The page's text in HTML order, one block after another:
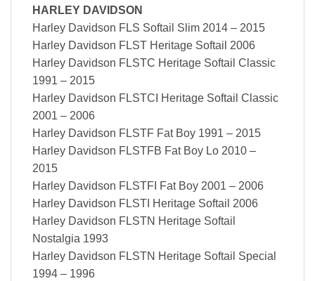
HARLEY DAVIDSON
Harley Davidson FLS Softail Slim 2014 – 2015
Harley Davidson FLST Heritage Softail 2006
Harley Davidson FLSTC Heritage Softail Classic
1991 – 2015
Harley Davidson FLSTCI Heritage Softail Classic
2001 – 2006
Harley Davidson FLSTF Fat Boy 1991 – 2015
Harley Davidson FLSTFB Fat Boy Lo 2010 –
2015
Harley Davidson FLSTFI Fat Boy 2001 – 2006
Harley Davidson FLSTI Heritage Softail 2006
Harley Davidson FLSTN Heritage Softail
Nostalgia 1993
Harley Davidson FLSTN Heritage Softail Special
1994 – 1996